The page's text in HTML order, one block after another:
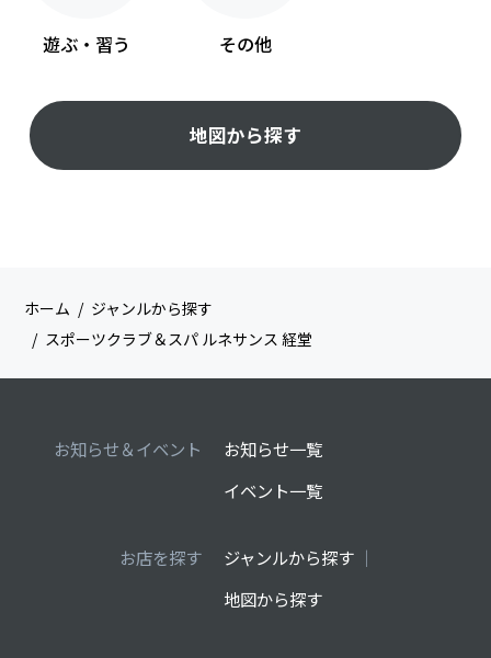
遊ぶ・習う その他
地図から探す
ホーム
ジャンルから探す
スポーツクラブ＆スパ ルネサンス 経堂
お知らせ＆イベント
お知らせ一覧
イベント一覧
お店を探す
ジャンルから探す
地図から探す